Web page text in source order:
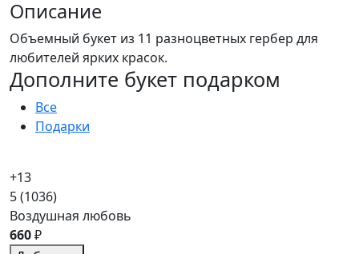
Описание
Объемный букет из 11 разноцветных гербер для
любителей ярких красок.
Дополните букет подарком
Все
Подарки
+13
5(1036)
Воздушная любовь
660₽